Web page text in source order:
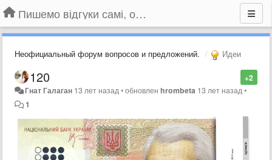
Пишемо відгуки самі, обговорюємо інші ідеї та пропозиції до Громадського Телебачення
Неофициальный форум вопросов и предложений. Идеи
+2
120
Гнат Галаган 13 лет назад •обновленhrombeta 13 лет назад •
1